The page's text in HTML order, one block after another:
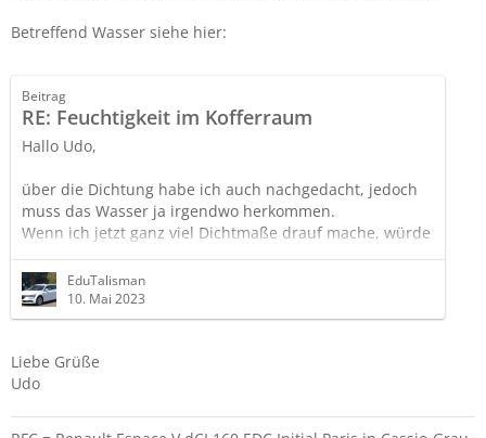
Betreffend Wasser siehe hier:
Beitrag
RE: Feuchtigkeit im Kofferraum
Hallo Udo,
über die Dichtung habe ich auch nachgedacht, jedoch
muss das Wasser ja irgendwo herkommen.
Wenn ich jetzt ganz viel Dichtmaße drauf mache, würde
das Wasser trotzdem irgendwo hinter der Maße stehen
und sich weiter seinen weg woanders suchen oder?
ich ließ auch paar Liter Wasser über den offenen
von dort nicht ins Auto reingeflogen.
EduTalisman
10. Mai 2023
Liebe Grüße
Udo